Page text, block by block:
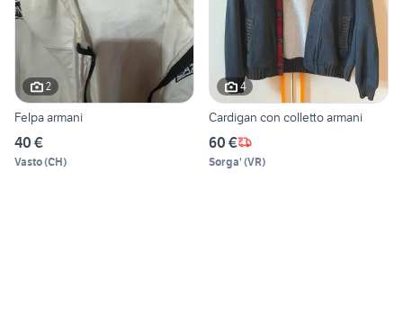
2
Felpa armani
40 €
Vasto(CH)
4
Cardigan con colletto armani
60 €
Sorga' (VR)